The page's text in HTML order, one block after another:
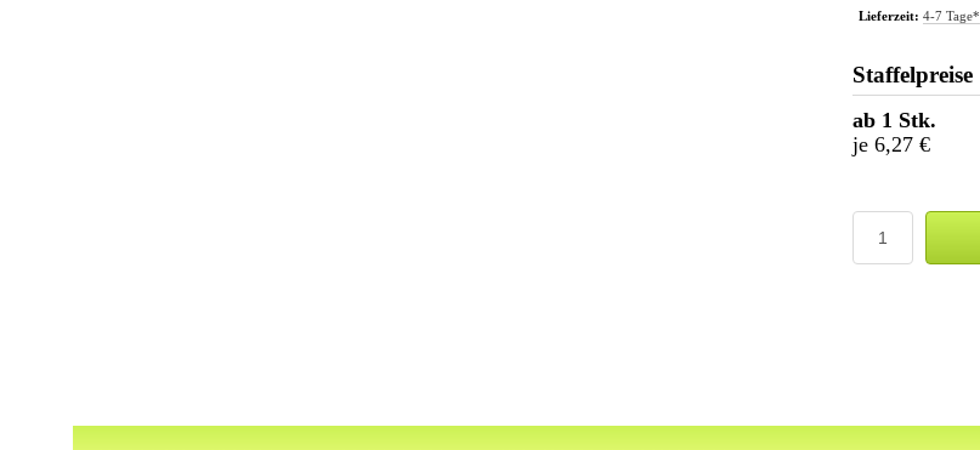
Lieferzeit: 4-7 Tage*
Staffelpreise
ab 1 Stk.
je 6,27 €